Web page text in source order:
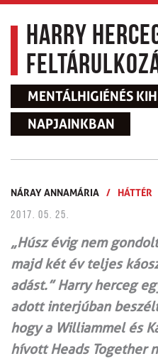
Harry
MENTÁLHIGIÉNÉS
NAPJAINKBAN
NÁRAY ANNAMÁRIA / HÁTTÉR
2017. 05. 25.
„Húsz évig nem
majd két év teljes
adást.” Harry herceg
adott interjúban
hogy a Williammel és
hívott Heads Together